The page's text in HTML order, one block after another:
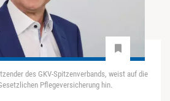
des GKV-Spitzenverbands, weist auf die
Pflegeversicherung hin.